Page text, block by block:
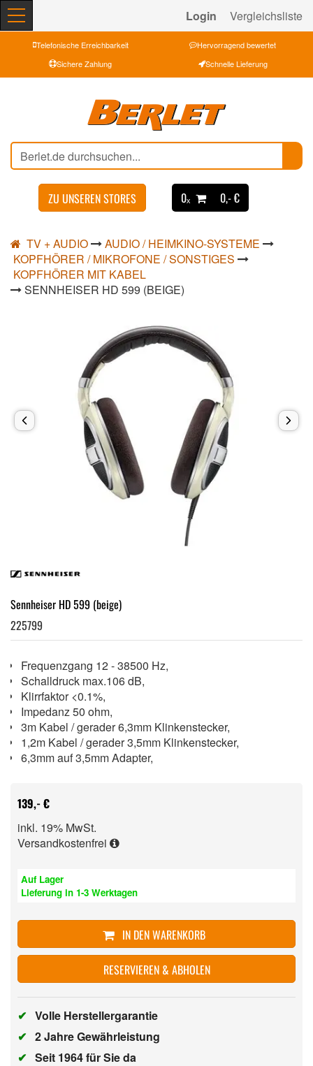
Login Vergleichsliste
Telefonische Erreichbarkeit
Hervorragend bewertet
Sichere Zahlung
Schnelle Lieferung
ZU UNSEREN STORES 0ₓ 0,- €
TV + AUDIO
AUDIO / HEIMKINO-SYSTEME
KOPFHÖRER / MIKROFONE / SONSTIGES
KOPFHÖRER MIT KABEL
SENNHEISER HD 599 (BEIGE)
Sennheiser HD 599 (beige)
225799
Frequenzgang 12 - 38500 Hz,
Schalldruck max.106 dB,
Klirrfaktor <0.1%,
Impedanz 50 ohm,
3m Kabel / gerader 6,3mm Klinkenstecker,
1,2m Kabel / gerader 3,5mm Klinkenstecker,
6,3mm auf 3,5mm Adapter,
139,- €
inkl. 19% MwSt.
Versandkostenfrei
Auf Lager
Lieferung in 1-3 Werktagen
IN DEN WARENKORB
RESERVIEREN & ABHOLEN
✔ Volle Herstellergarantie
✔ 2 Jahre Gewährleistung
✔ Seit 1964 für Sie da